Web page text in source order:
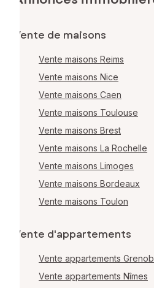
Vente de maisons
Vente maisons Reims
Vente maisons Nice
Vente maisons Caen
Vente maisons Toulouse
Vente maisons Brest
Vente maisons La Rochelle
Vente maisons Limoges
Vente maisons Bordeaux
Vente maisons Toulon
Vente d'appartements
Vente appartements
Vente appartements Nîmes